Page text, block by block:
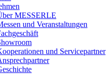
MESSERLE
und Veranstaltungen
und Servicepartner